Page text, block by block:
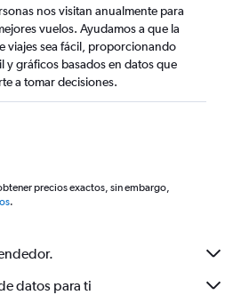
nos visitan anualmente para
vuelos. Ayudamos a que la
viajes sea fácil, proporcionando
y gráficos basados en datos que
a tomar decisiones.
precios exactos, sin embargo,
.
datos para ti